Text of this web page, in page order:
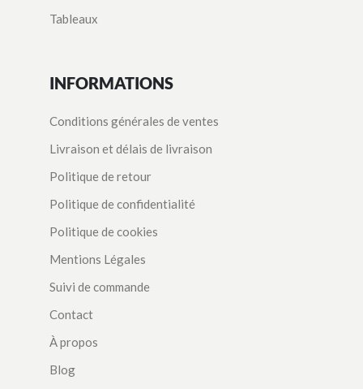
Tableaux
INFORMATIONS
Conditions générales de ventes
Livraison et délais de livraison
Politique de retour
Politique de confidentialité
Politique de cookies
Mentions Légales
Suivi de commande
Contact
À propos
Blog